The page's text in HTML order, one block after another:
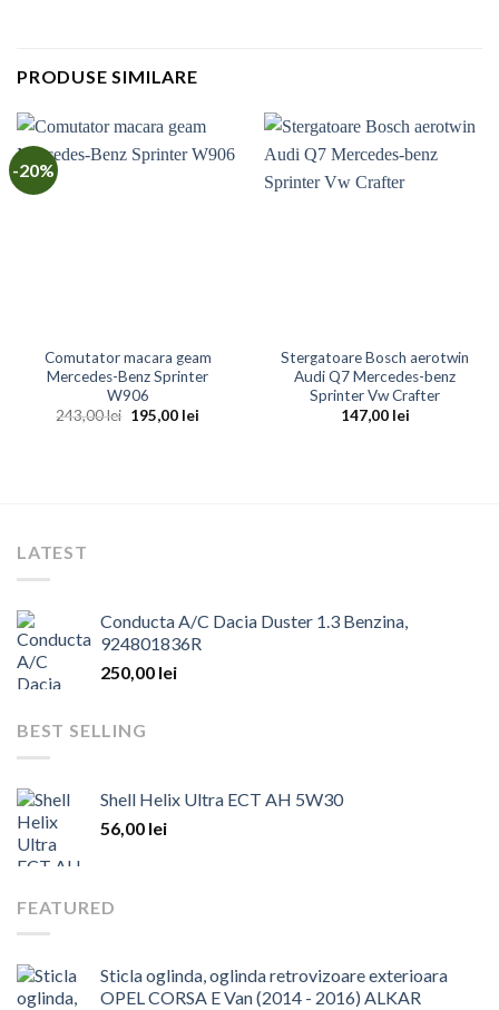
PRODUSE SIMILARE
-20%
Comutator macara geam
Mercedes-Benz Sprinter
W906
243,00lei Prețul
inițial
195,00 leiPrețul
Stergatoare Bosch aerotwin
Audi Q7 Mercedes-benz
Sprinter Vw Crafter
147,00 lei
LATEST
Conducta A/C Dacia Duster 1.3 Benzina,
924801836R
250,00 lei
BEST SELLING
Shell Helix Ultra ECT AH 5W30
56,00 lei
FEATURED
Sticla oglinda, oglinda retrovizoare exterioara
OPEL CORSA E Van (2014 - 2016) ALKAR